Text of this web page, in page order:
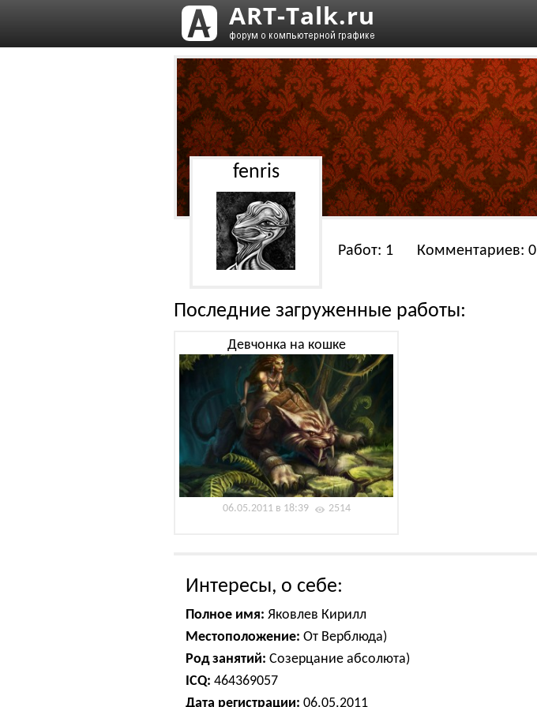
fenris
Работ: 1 Комментариев: 0
Последние загруженные работы:
Девчонка на кошке
06.05.2011 в 18:39 2514
Интересы, о себе:
Полное имя: Яковлев Кирилл
Местоположение: От Верблюда)
Род занятий: Созерцание абсолюта)
ICQ: 464369057
Дата регистрации: 06.05.2011